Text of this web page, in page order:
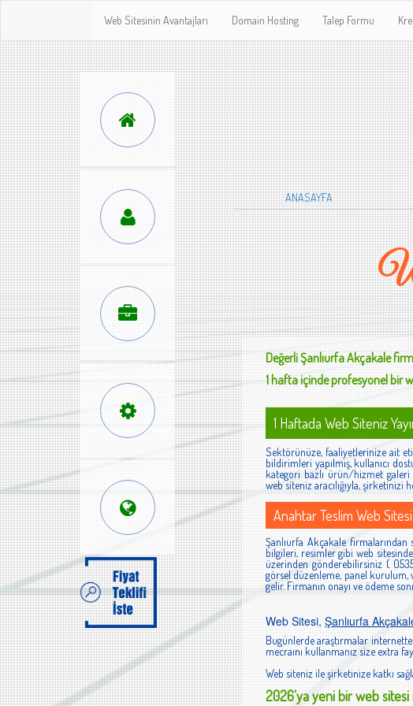
Web Sitesinin Avantajları Domain Hosting Talep Formu
ANASAYFA
DeğerliŞanlıurfa Akçakale
1 hafta içinde profesyonel bir
1 Haftada Web Siteniz
Sektörünüze, faaliyetlerinize ait
bildirimleri yapılmış, kullanıcı
kategori bazlı ürün/hizmet
web siteniz aracılığıyla, şirketinizi
Anahtar Teslim Web Sitesi
Şanlıurfa Akçakale
bilgileri, resimler gibi web
üzerinden gönderebilirsiniz (
görsel düzenleme, panel kurulum,
gelir. Firmanın onayı ve ödeme
Web Sitesi,Şanlıurfa
Bugünlerde araştırmalar
mecraını kullanmanız size extra
Web siteniz ile şirketinize katkı
2026'ya yeni bir web sitesi